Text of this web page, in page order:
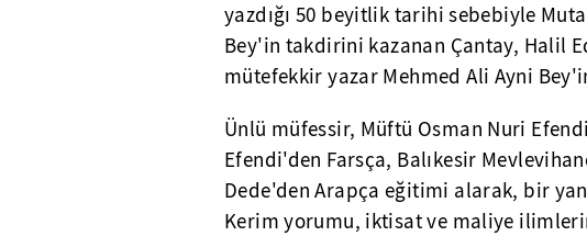
yazdığı 50 beyitlik tarihi sebebiyle
Bey'in takdirini kazanan Çantay, Halil
mütefekkir yazar Mehmed Ali Ayni
Ünlü müfessir, Müftü Osman Nuri
Efendi'den Farsça, Balıkesir
Dede'den Arapça eğitimi alarak, bir
Kerim yorumu, iktisat ve maliye